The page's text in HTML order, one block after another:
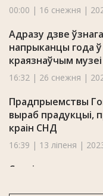
00:00 | 16 снежня |
Адразу дзве
напрыканцы года ў
краязнаўчым музеі
16:32 | 26 снежня |
Прадпрыемствы
выраб прадукцыі,
краін СНД
16:39 | 13 ліпеня |
Сталі вядомыя